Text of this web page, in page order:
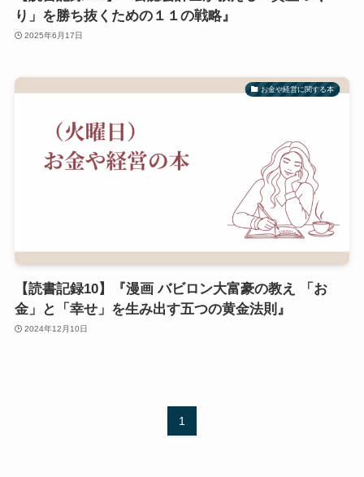
り」を勝ち抜くための１１の戦略』
2025年6月17日
お金や経営に関する本
【読書記録10】『漫画 バビロン大富豪の教え 「お
金」と「幸せ」を生み出す五つの黄金法則』
2024年12月10日
1